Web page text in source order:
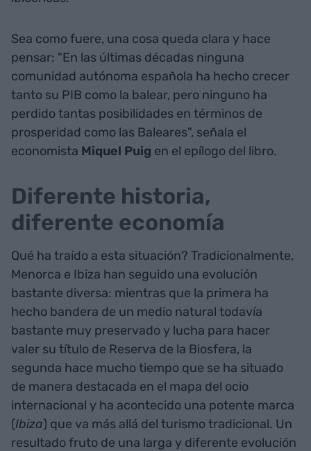
Sea como fuere, una cosa queda clara y hace
pensar: "En las últimas décadas ninguna
comunidad autónoma española ha hecho crecer
tanto su PIB como la balear, pero ninguno ha
perdido tantas posibilidades en términos de
prosperidad como las Baleares", señala el
economista Miquel Puig en el epílogo del libro.
Diferente historia,
diferente economía
Qué ha traído a esta situación? Tradicionalmente,
Menorca e Ibiza han seguido una evolución
bastante diversa: mientras que la primera ha
hecho bandera de un medio natural todavía
bastante muy preservado y lucha para hacer
valer su título de Reserva de la Biosfera, la
segunda hace mucho tiempo que se ha situado
de manera destacada en el mapa del ocio
internacional y ha acontecido una potente marca
(Ibiza) que va más allá del turismo tradicional. Un
resultado fruto de una larga y diferente evolución